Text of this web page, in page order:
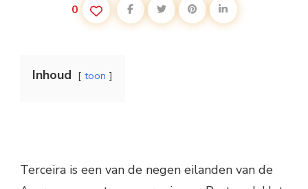
0
Inhoud toon
Terceira is een van de negen eilanden van de